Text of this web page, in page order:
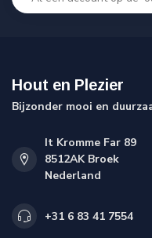
Hout en Plezier
Bijzonder mooi en
It Kromme Far 89
8512AK Broek
Nederland
+31 6 83 41 7554